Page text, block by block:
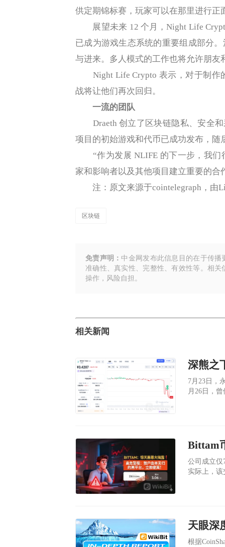
供定期锦标赛，玩家可以在那里进行正
展望未来 12 个月，Night Life
已成为游戏生态系统的重要组成部分
与进来。多人模式的工作也将允许朋
Night Life Crypto 表示，对于制作
战将让他们再次回归。
一流的团队
Draeth 创立了区块链隐私、安全和
项目的初始游戏和代币已成功发布，随
“作为发展 NLIFE 的下一步，我们
家和影响者以及其他项目建立重要的合
注：原文来源于cointelegraph，由
区块链
免责声明： 中金网发布此信息目的在于传
准确性、真实性、完整性、有效性等。相
操作，风险自担。
相关新闻
7月23日，
月26日，
公司成立仅
实际上，
根据